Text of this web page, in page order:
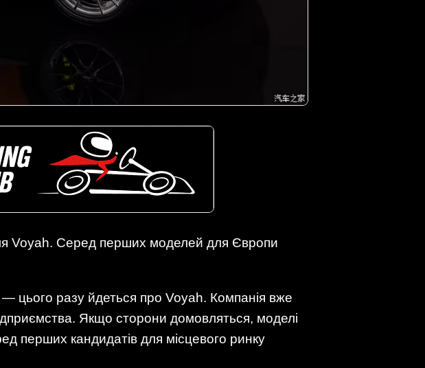
Voyah. Серед перших моделей для Європи
цього разу йдеться про Voyah. Компанія вже
Якщо сторони домовляться, моделі
перших кандидатів для місцевого ринку